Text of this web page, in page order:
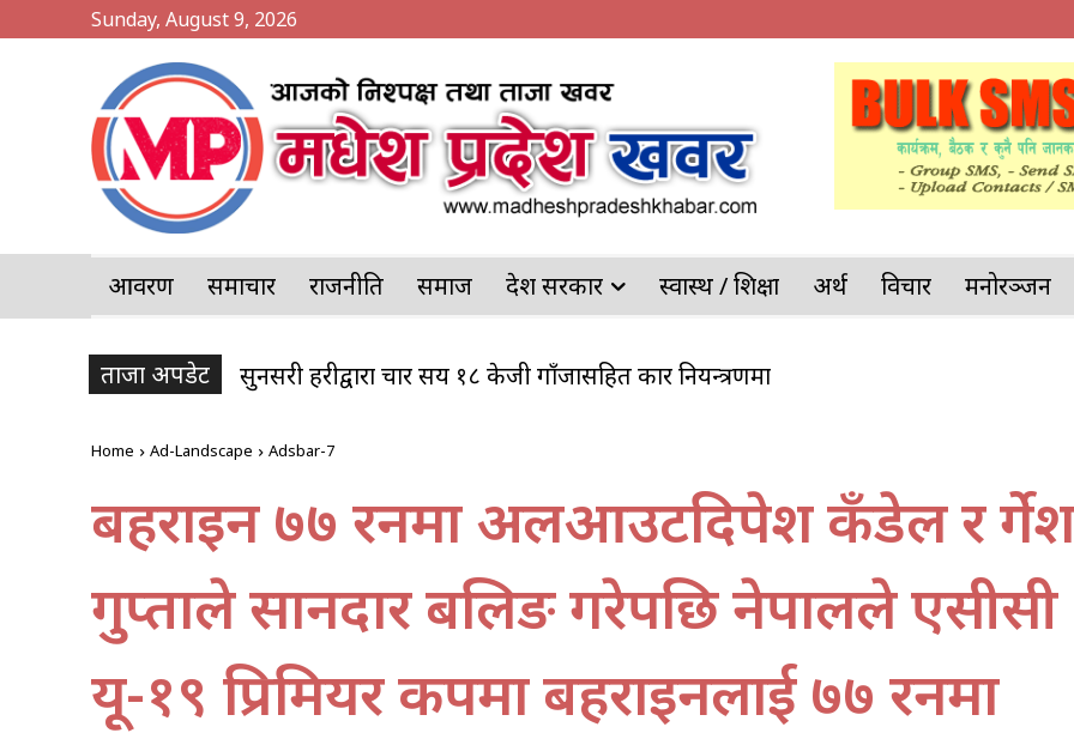
Sunday, August 9, 2026
आवरण समाचार राजनीति समाज प्रदेश सरकार स्वास्थ / शिक्षा अर्थ विचार मनोरञ्जन
ताजा अपडेट सुनसरी प्रहरीद्वारा चार सय १८ केजी गाँजासहित कार नियन्त्रणमा
१२ हजार लिटर पेट्रोल बोकेको ट्याङ्कर पल्टिँदा भीषण आगलागी, चालकको सकुशल उद्धार
Home Ad-Landscape Adsbar-7
बहराइन ७७ रनमा अलआउटदिपेश कँडेल र दुर्गेश
गुप्ताले सानदार बलिङ गरेपछि नेपालले एसीसी
यू-१९ प्रिमियर कपमा बहराइनलाई ७७ रनमा